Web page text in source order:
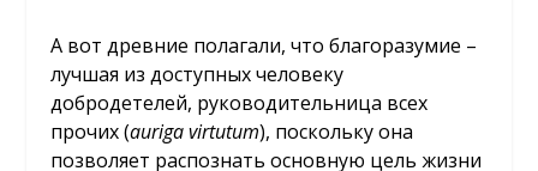
А вот древние полагали, что благоразумие –
лучшая из доступных человеку
добродетелей, руководительница всех
прочих (auriga virtutum), поскольку она
позволяет распознать основную цель жизни